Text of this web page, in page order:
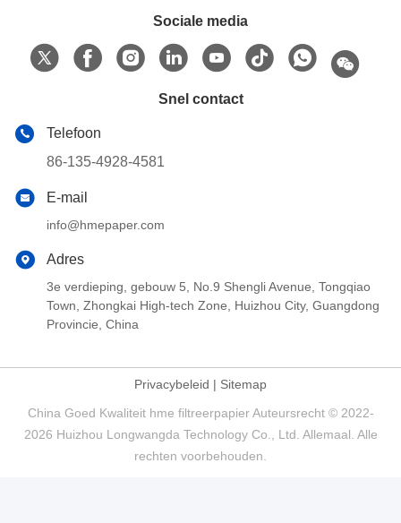
Sociale media
Snel contact
Telefoon
86-135-4928-4581
E-mail
info@hmepaper.com
Adres
3e verdieping, gebouw 5, No.9 Shengli Avenue, Tongqiao
Town, Zhongkai High-tech Zone, Huizhou City, Guangdong
Provincie, China
Privacybeleid | Sitemap
China Goed Kwaliteit hme filtreerpapier Auteursrecht © 2022-
2026 Huizhou Longwangda Technology Co., Ltd. Allemaal. Alle
rechten voorbehouden.